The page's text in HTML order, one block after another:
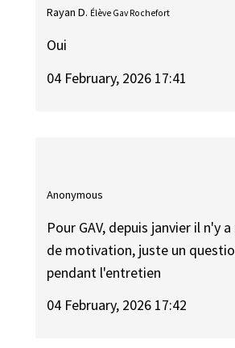
Rayan D. Élève Gav Rochefort
Oui
04 February, 2026 17:41
Anonymous
Pour GAV, depuis janvier il n'y
de motivation, juste un
pendant l'entretien
04 February, 2026 17:42